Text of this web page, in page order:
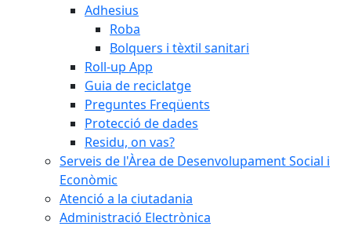
Adhesius
Roba
Bolquers i tèxtil sanitari
Roll-up App
Guia de reciclatge
Preguntes Freqüents
Protecció de dades
Residu, on vas?
Serveis de l'Àrea de Desenvolupament Social i
Econòmic
Atenció a la ciutadania
Administració Electrònica